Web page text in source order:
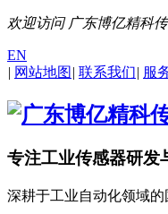
欢迎访问 广东博亿精科
EN
| 网站地图 | 联系我们| 服
专注工业传感器研发
深耕于工业自动化领域